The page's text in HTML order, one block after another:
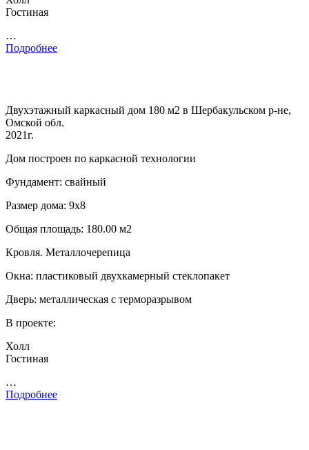
Гостиная
…
Подробнее
Двухэтажный каркасный дом 180 м2 в Шербакульском р-не,
Омской обл.
2021г.
Дом построен по каркасной технологии
Фундамент: свайный
Размер дома: 9х8
Общая площадь: 180.00 м2
Кровля. Металлочерепица
Окна: пластиковый двухкамерный стеклопакет
Дверь: металлическая с терморазрывом
В проекте:
Холл
Гостиная
…
Подробнее